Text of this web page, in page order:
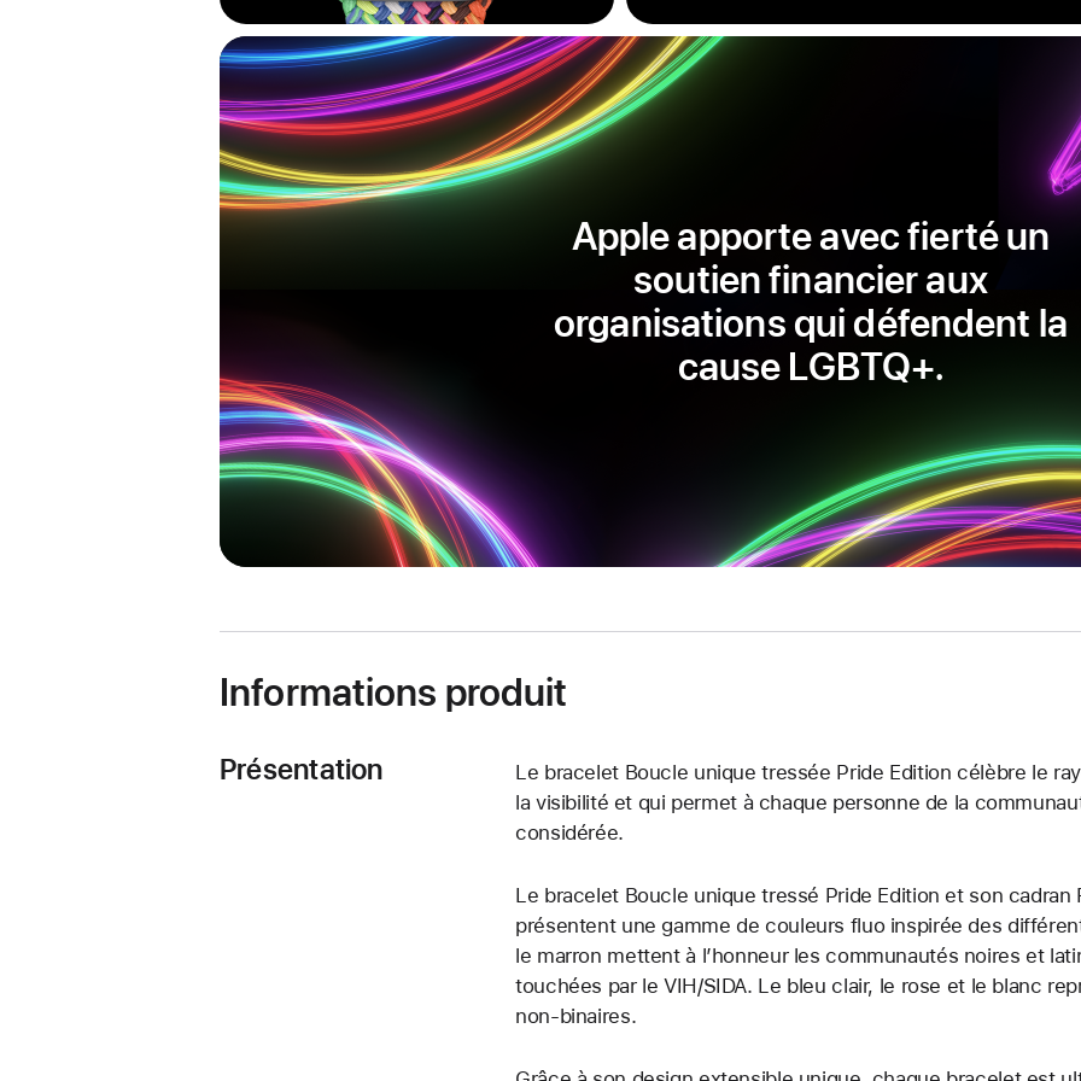
Apple apporte avec fierté un
soutien financier aux
organisations qui défendent la
cause LGBTQ+.
Informations produit
Présentation
Le bracelet Boucle unique tressée Pride Edition célèbre le
la visibilité et qui permet à chaque personne de la
considérée.
Le bracelet Boucle unique tressé Pride Edition et son cadran
présentent une gamme de couleurs fluo inspirée des
le marron mettent à l’honneur les communautés noires et
touchées par le VIH/SIDA. Le bleu clair, le rose et le blanc
non-binaires.